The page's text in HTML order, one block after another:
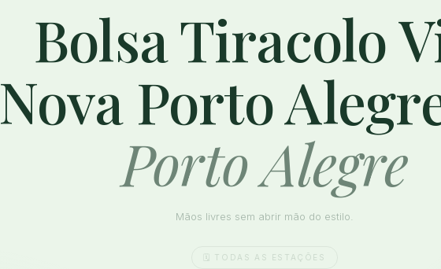
Bolsa Tiracolo
Nova Porto
Porto Alegre
Mãos livres sem abrir mão do estilo.
🗓️ TODAS AS ESTAÇÕES